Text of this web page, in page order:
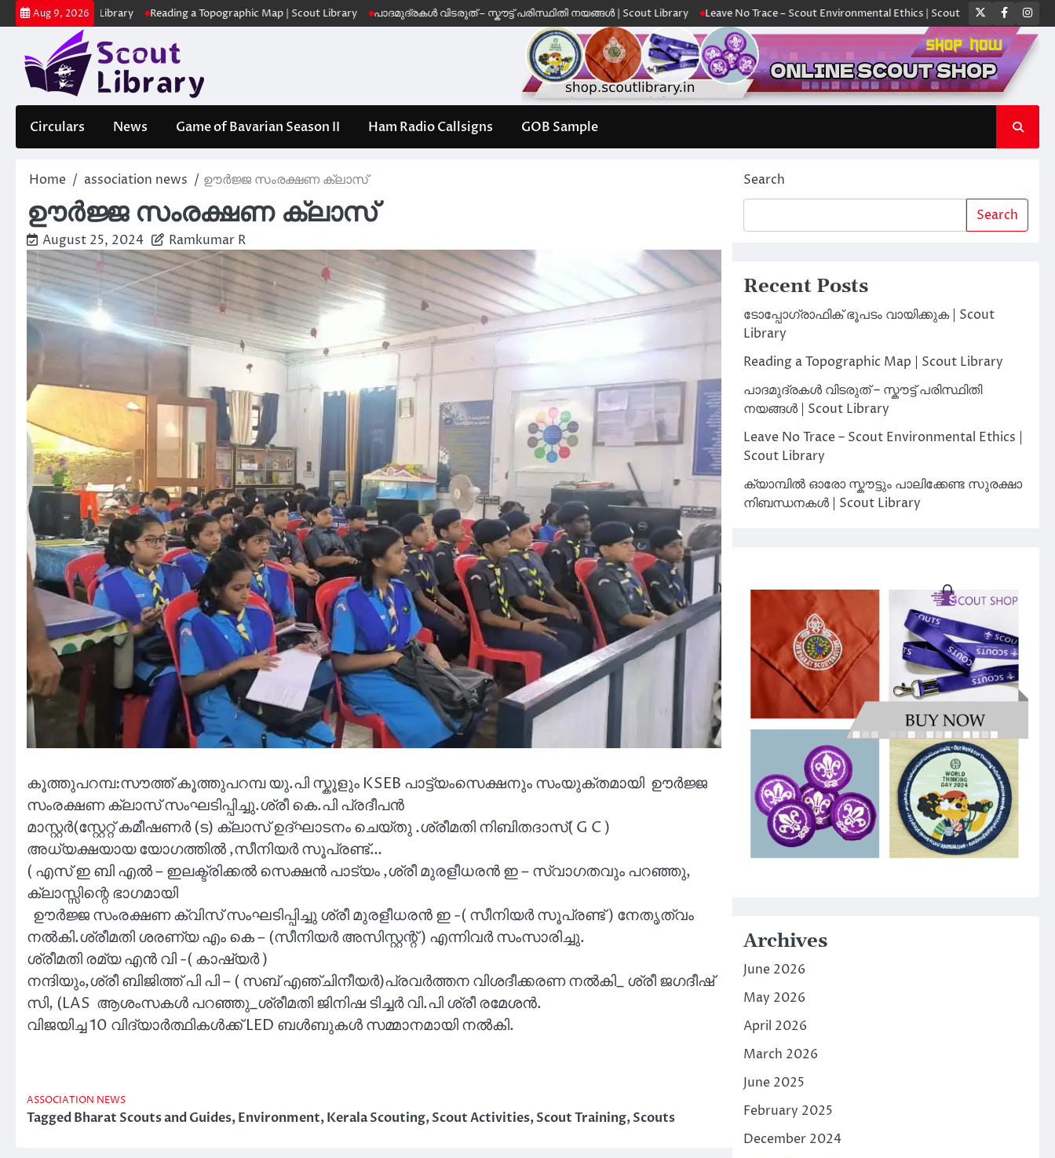
Skip
to
Aug 9, 2026
Library Reading a Topographic Map | Scout Library പാദമുദ്രകൾ വിടരുത് – സ്കൗട്ട് പരിസ്ഥിതി നയങ്ങൾ | Scout Library Leave No Trace – Scout Environmental Ethics | Scout Library ക്യാമ്പിൽ ഓരോ
Twitter
Circulars News Game of Bavarian Season II Ham Radio Callsigns GOB Sample
Home association news ഊർജ്ജ സംരക്ഷണ ക്ലാസ്
ഊർജ്ജ സംരക്ഷണ ക്ലാസ്
August 25, 2024 Ramkumar R
കൂത്തുപറമ്പ:സൗത്ത് കൂത്തുപറമ്പ യു.പി സ്കൂളും KSEB പാട്ട്യംസെക്ഷനും സംയുക്തമായി ഊർജ്ജ
സംരക്ഷണ ക്ലാസ് സംഘടിപ്പിച്ചു.ശ്രീ കെ.പി പ്രദീപൻ
മാസ്റ്റർ(സ്റ്റേറ്റ് കമീഷണർ (ട) ക്ലാസ് ഉദ്ഘാടനം ചെയ്തു .ശ്രീമതി നിബിതദാസ്( G C )
അധ്യക്ഷയായ യോഗത്തിൽ ,സീനിയർ സൂപ്രണ്ട്…
( എസ് ഇ ബി എൽ – ഇലക്ട്രിക്കൽ സെക്ഷൻ പാട്യം ,ശ്രീ മുരളീധരൻ ഇ – സ്വാഗതവും പറഞ്ഞു,
ക്ലാസ്സിന്റെ ഭാഗമായി
ഊർജ്ജ സംരക്ഷണ ക്വിസ് സംഘടിപ്പിച്ചു ശ്രീ മുരളീധരൻ ഇ -( സീനിയർ സൂപ്രണ്ട് ) നേതൃത്വം
നൽകി.ശ്രീമതി ശരണ്യ എം കെ – (സീനിയർ അസിസ്റ്റന്റ് ) എന്നിവർ സംസാരിച്ചു.
ശ്രീമതി രമ്യ എൻ വി -( കാഷ്യർ )
നന്ദിയും,ശ്രീ ബിജിത്ത് പി പി – ( സബ് എഞ്ചിനീയർ)പ്രവർത്തന വിശദീക്കരണ നൽകി_ ശ്രീ ജഗദീഷ്
സി, (LAS ആശംസകൾ പറഞ്ഞു_ശ്രീമതി ജിനിഷ ടിച്ചർ വി.പി ശ്രീ രമേശൻ.
വിജയിച്ച 10 വിദ്യാർത്ഥികൾക്ക് LED ബൾബുകൾ സമ്മാനമായി നൽകി.
ASSOCIATION NEWS
TaggedBharat Scouts and Guides,Environment,Kerala Scouting,Scout Activities,Scout Training,Scouts
Search
Search
Recent Posts
ടോപ്പോഗ്രാഫിക് ഭൂപടം വായിക്കുക | Scout
Library
Reading a Topographic Map | Scout Library
പാദമുദ്രകൾ വിടരുത് – സ്കൗട്ട് പരിസ്ഥിതി
നയങ്ങൾ | Scout Library
Leave No Trace – Scout Environmental Ethics |
Scout Library
ക്യാമ്പിൽ ഓരോ സ്കൗട്ടും പാലിക്കേണ്ട സുരക്ഷാ
നിബന്ധനകൾ | Scout Library
Archives
June 2026
May 2026
April 2026
March 2026
June 2025
February 2025
December 2024